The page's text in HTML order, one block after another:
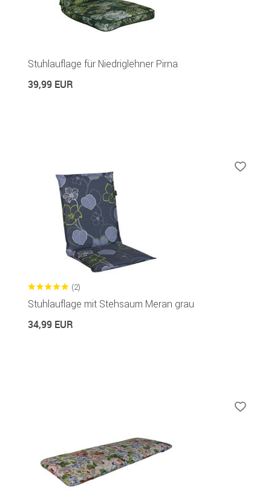
Stuhlauflage für Niedriglehner Pirna
39,99 EUR
(2)
Stuhlauflage mit Stehsaum Meran grau
34,99 EUR